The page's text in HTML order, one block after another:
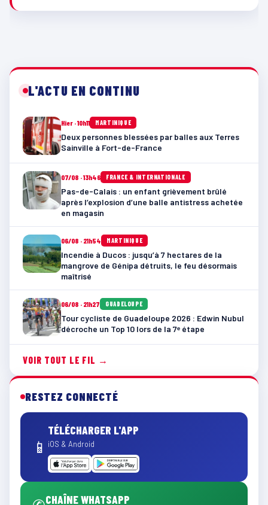
L'ACTU EN CONTINU
Hier · 10h11 MARTINIQUE
Deux personnes blessées par balles aux Terres
Sainville à Fort-de-France
07/08 · 13h46 FRANCE & INTERNATIONALE
Pas-de-Calais : un enfant grièvement brûlé
après l’explosion d’une balle antistress achetée
en magasin
06/08 · 21h54 MARTINIQUE
Incendie à Ducos : jusqu’à 7 hectares de la
mangrove de Génipa détruits, le feu désormais
maîtrisé
06/08 · 21h27 GUADELOUPE
Tour cycliste de Guadeloupe 2026 : Edwin Nubul
décroche un Top 10 lors de la 7ᵉ étape
VOIR TOUT LE FIL →
RESTEZ CONNECTÉ
📱
TÉLÉCHARGER L'APP
iOS & Android
CHAÎNE WHATSAPP